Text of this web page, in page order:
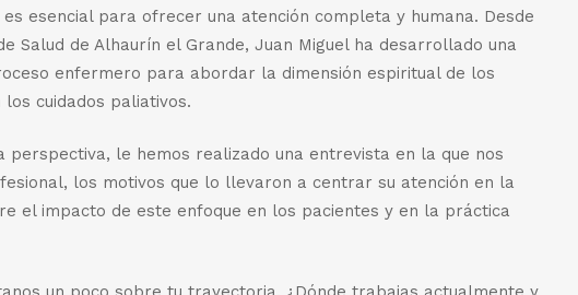
es esencial para ofrecer una atención completa y humana. Desde
Salud de Alhaurín el Grande, Juan Miguel ha desarrollado una
enfermero para abordar la dimensión espiritual de los
cuidados paliativos.
perspectiva, le hemos realizado una entrevista en la que nos
los motivos que lo llevaron a centrar su atención en la
el impacto de este enfoque en los pacientes y en la práctica